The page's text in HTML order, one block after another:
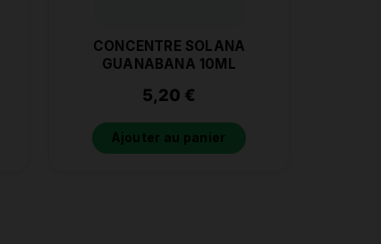
CONCENTRE SOLANA
GUANABANA 10ML
5,20 €
Ajouter au panier